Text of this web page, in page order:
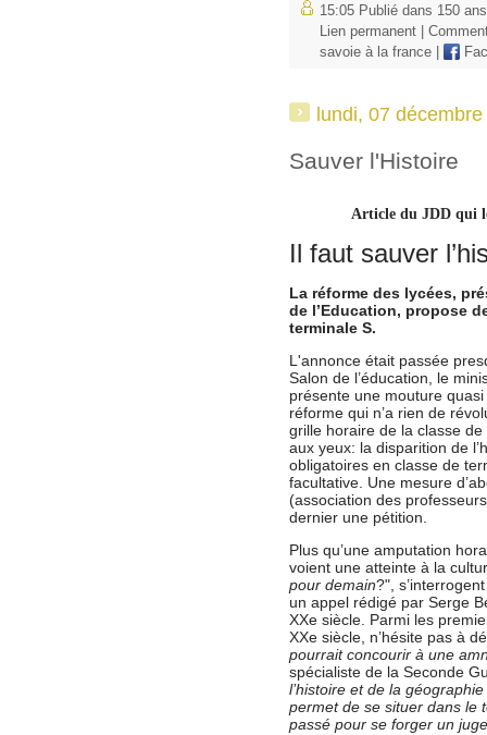
15:05 Publié dans 150
Lien permanent
savoie à la france
lundi, 07
Sauver l'Histoire
Article du JDD qui
Il faut sauver
La réforme des lycées,
de l’Education, propose
terminale S.
L'annonce était passée
Salon de l’éducation, le
présente une mouture
réforme qui n’a rien de
grille horaire de la classe
aux yeux: la disparition de
obligatoires en classe de
facultative. Une mesure
(association des
dernier une pétition.
Plus qu’une amputation
voient une atteinte à la
pour demain?",
un appel rédigé par Serge
XXe siècle. Parmi les
XXe siècle, n’hésite pas à
pourrait concourir à une
spécialiste de la Seconde
l’histoire et de la
permet de se situer dans le
passé pour se forger un